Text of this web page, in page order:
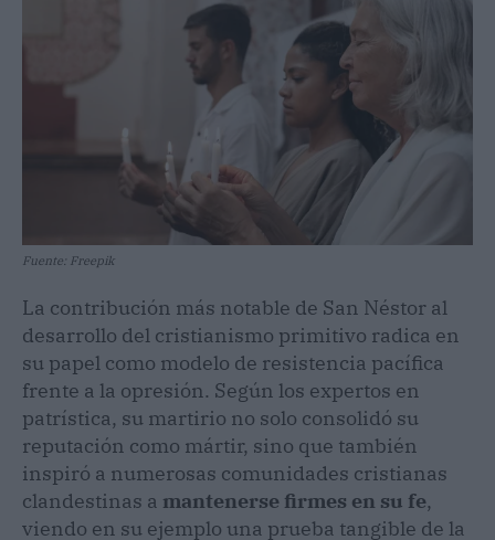
Fuente: Freepik
La contribución más notable de San Néstor al
desarrollo del cristianismo primitivo radica en
su papel como modelo de resistencia pacífica
frente a la opresión. Según los expertos en
patrística, su martirio no solo consolidó su
reputación como mártir, sino que también
inspiró a numerosas comunidades cristianas
clandestinas a mantenerse firmes en su fe,
viendo en su ejemplo una prueba tangible de la